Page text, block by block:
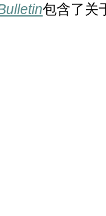
包含了关